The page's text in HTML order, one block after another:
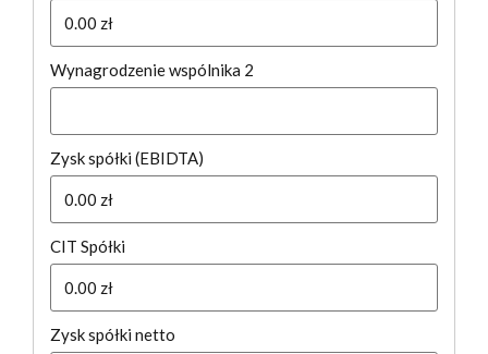
Wynagrodzenie wspólnika 2
Zysk spółki (EBIDTA)
CIT Spółki
Zysk spółki netto